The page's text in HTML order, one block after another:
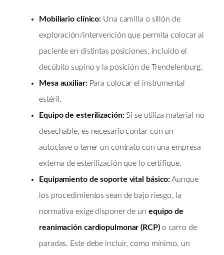
Mobiliario clínico: Una camilla o sillón de
exploración/intervención que permita colocar al
paciente en distintas posiciones, incluido el
decúbito supino y la posición de Trendelenburg.
Mesa auxiliar:Para colocar el instrumental
estéril.
Equipo de esterilización:Si se utiliza material no
desechable, es necesario contar con un
autoclave o tener un contrato con una empresa
externa de esterilización que lo certifique.
Equipamiento de soporte vital básico:Aunque
los procedimientos sean de bajo riesgo, la
normativa exige disponer de un equipo de
reanimación cardiopulmonar (RCP)o carro de
paradas. Este debe incluir, como mínimo, un